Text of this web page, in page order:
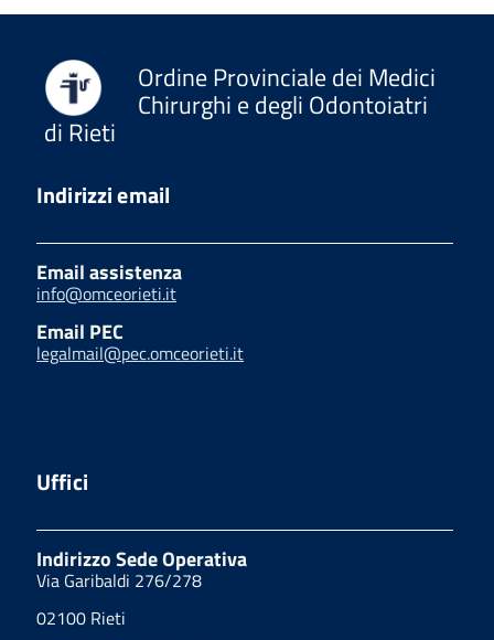
Ordine Provinciale dei Medici
Chirurghi e degli Odontoiatri
di Rieti
Indirizzi email
Email assistenza
info@omceorieti.it
Email PEC
legalmail@pec.omceorieti.it
Uffici
Indirizzo Sede Operativa
Via Garibaldi 276/278
02100 Rieti